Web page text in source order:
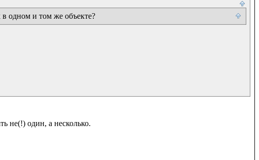
в одном и том же объекте?
не(!) один, а несколько.